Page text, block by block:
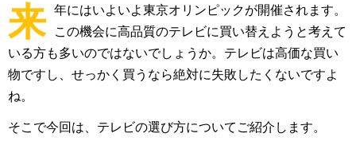
来 年にはいよいよ東京オリンピックが開催されます。
この機会に高品質のテレビに買い替えようと考えて
いる方も多いのではないでしょうか。テレビは高価な買い
物ですし、せっかく買うなら絶対に失敗したくないですよ
ね。
そこで今回は、テレビの選び方についてご紹介します。